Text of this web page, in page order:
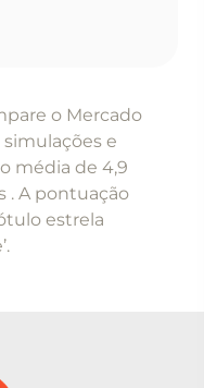
o Mercado
simulações e
média de 4,9
. A pontuação
estrela